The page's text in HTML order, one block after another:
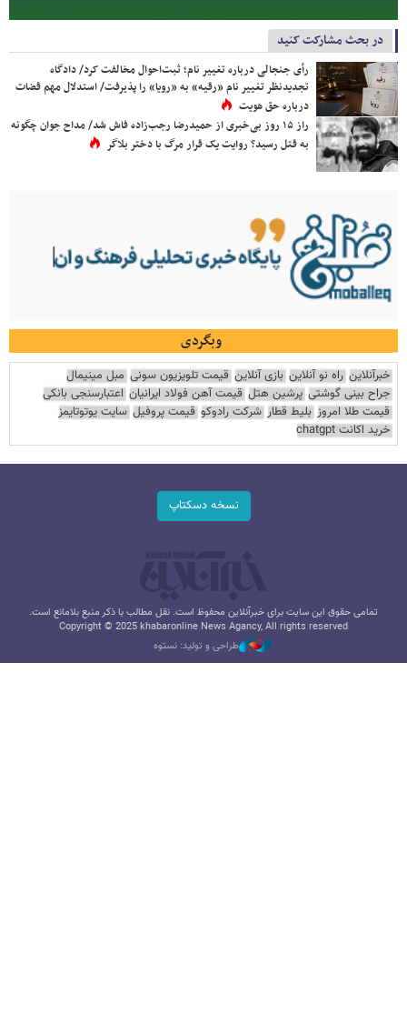
در بحث مشارکت کنید
رأی جنجالی درباره تغییر نام؛ ثبت‌احوال مخالفت کرد/ دادگاه
تجدیدنظر تغییر نام «رقیه» به «رویا» را پذیرفت/ استدلال مهم قضات
درباره حق هویت
راز ۱۵ روز بی‌خبری از حمیدرضا رجب‌زاده فاش شد/ مداح جوان چگونه
به قتل رسید؟ روایت یک قرار مرگ با دختر بلاگر
وبگردی
خبرآنلاین راه نو آنلاین بازی آنلاین قیمت تلویزیون سونی مبل مینیمال
جراح بینی گوشتی پرشین هتل قیمت آهن فولاد ایرانیان اعتبارسنجی بانکی
قیمت طلا امروز بلیط قطار شرکت رادوکو قیمت پروفیل سایت یوتوتایمز
خرید اکانت chatgpt
نسخه دسکتاپ
تمامی حقوق این سایت برای خبرآنلاین محفوظ است. نقل مطالب با ذکر منبع بلامانع است.
Copyright © 2025 khabaronline News Agancy, All rights reserved
طراحی و تولید: نستوه